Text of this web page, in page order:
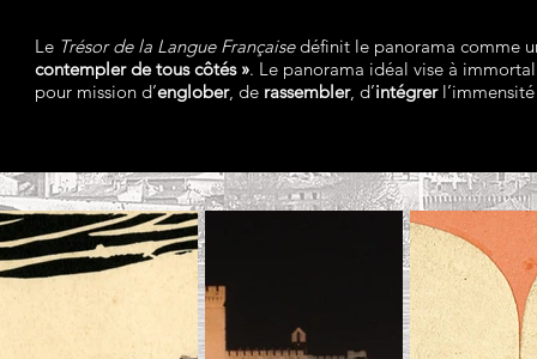
Le Trésor de la Langue Françaisedéfinit le panorama comme
contempler de tous côtés ». Le panorama idéal vise à
pour mission d’englober, de rassembler, d’intégrer